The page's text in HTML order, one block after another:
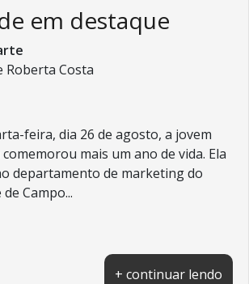
em destaque
Roberta Costa
feira, dia 26 de agosto, a jovem
mais um ano de vida. Ela
departamento de marketing do
Campo...
+ continuar lendo